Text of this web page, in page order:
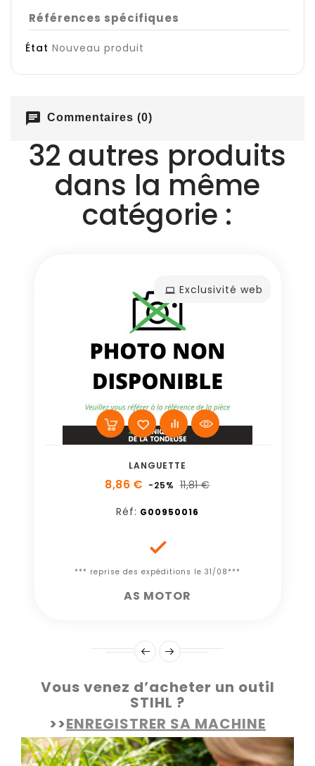
Références spécifiques
État Nouveau produit
chat Commentaires (0)
32 autres produits
dans la même
catégorie :
Exclusivité web
LANGUETTE
8,86 € -25% 11,81 €
Réf: G00950016

*** reprise des expéditions le 31/08***
AS MOTOR
Vous venez d’acheter un outil
STIHL ?
>>ENREGISTRER SA MACHINE